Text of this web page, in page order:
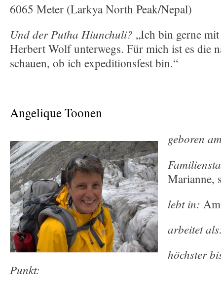
6065 Meter (Larkya North Peak/Nepal)
Und der Putha Hiunchuli? „Ich bin gerne
Herbert Wolf unterwegs. Für mich ist es die
schauen, ob ich expeditionsfest bin.“
Angelique Toonen
geboren
Marianne,
lebt in:
arbeitet
höchster
Punkt: